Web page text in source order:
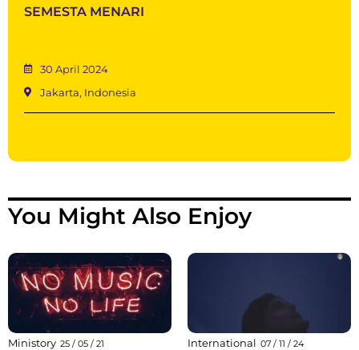
SEMESTA MENARI
30 April 2024
Jakarta, Indonesia
You Might Also Enjoy
Ministory 25 / 05 / 21 International 07 / 11 / 24